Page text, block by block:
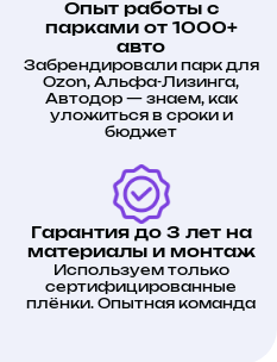
Опыт работы с
парками от 1000+
авто
Забрендировали парк для
Ozon, Альфа-Лизинга,
Автодор — знаем, как
уложиться в сроки и
бюджет
Гарантия до 3 лет на
материалы и монтаж
Используем только
сертифицированные
плёнки. Опытная команда